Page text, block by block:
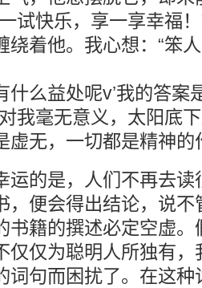
试快乐，享一享幸福
绕着他。我心想：“笨
么益处呢v’我的答案
我毫无意义，太阳底
虚无，一切都是精神的
的是，人们不再去读
，便会得出结论，说
书籍的撰述必定空虚
仅仅为聪明人所独有
词句而困扰了。在这